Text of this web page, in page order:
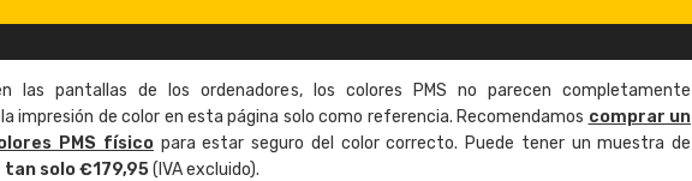
las pantallas de los ordenadores, los colores PMS no parecen completamente
impresión de color en esta página solo como referencia. Recomendamos comprar un
PMS físicopara estar seguro del color correcto. Puede tener un muestra de
tan solo €179,95(IVA excluido).